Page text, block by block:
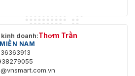
doanh:Thơm Trần
NAM